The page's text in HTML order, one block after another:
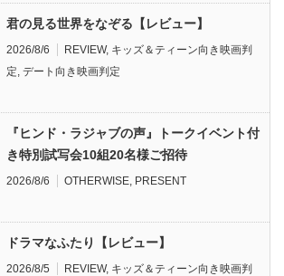
君の見る世界をなぞる【レビュー】
2026/8/6 REVIEW, キッズ＆ティーン向き映画判
定, デート向き映画判定
『ヒンド・ラジャブの声』トークイベント付
き特別試写会10組20名様ご招待
2026/8/6 OTHERWISE, PRESENT
ドラマなふたり【レビュー】
2026/8/5 REVIEW, キッズ＆ティーン向き映画判